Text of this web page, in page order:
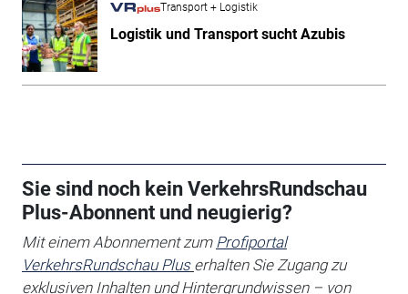
Transport + Logistik
Logistik und Transport sucht Azubis
Sie sind noch kein VerkehrsRundschau
Plus-Abonnent und neugierig?
Mit einem Abonnement zum Profiportal
VerkehrsRundschau Plus erhalten Sie Zugang zu
exklusiven Inhalten und Hintergrundwissen – von